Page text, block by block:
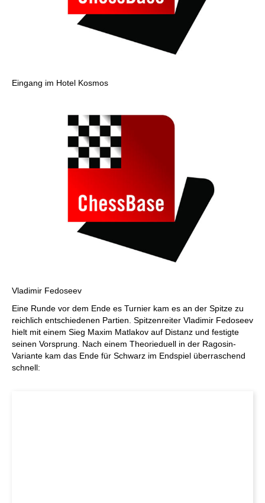
Eingang im Hotel Kosmos
Vladimir Fedoseev
Eine Runde vor dem Ende es Turnier kam es an der Spitze zu
reichlich entschiedenen Partien. Spitzenreiter Vladimir Fedoseev
hielt mit einem Sieg Maxim Matlakov auf Distanz und festigte
seinen Vorsprung. Nach einem Theorieduell in der Ragosin-
Variante kam das Ende für Schwarz im Endspiel überraschend
schnell: